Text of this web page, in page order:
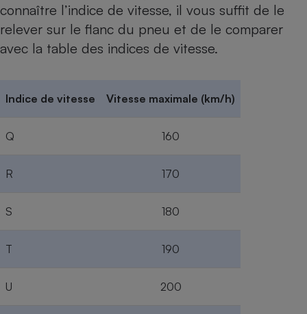
connaître l’indice de vitesse, il vous suffit de le
relever sur le flanc du pneu et de le comparer
avec la table des indices de vitesse.
Indice de vitesse Vitesse maximale (km/h)
Q 160
R 170
S 180
T 190
U 200